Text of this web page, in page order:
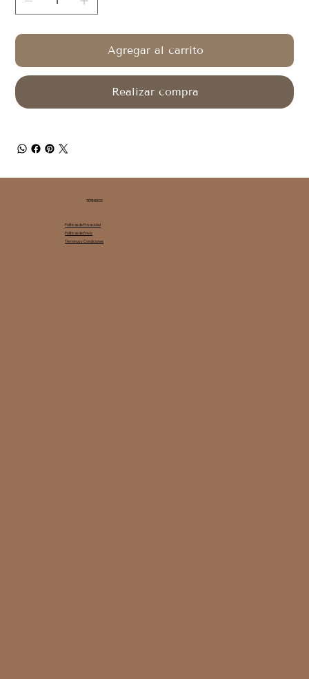
Agregar al carrito
Realizar compra
Políticas de Privacidad
Políticas de Envío
Términos y Condiciones
TÉRMINOS